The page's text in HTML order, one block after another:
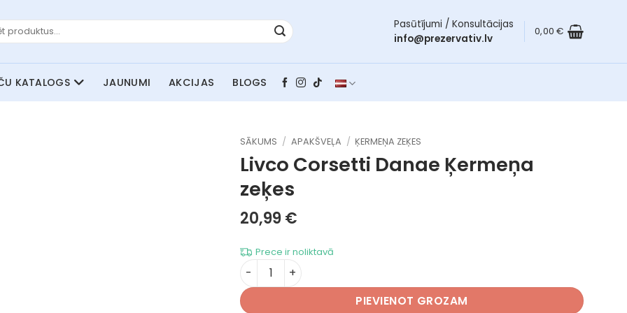
Pasūtījumi / Konsultācijas
info@prezervativ.lv
0,00€
JAUNUMI AKCIJAS BLOGS
SĀKUMS / APAKŠVEĻA / ĶERMEŅA ZEĶES
Livco Corsetti Danae Ķermeņa
zeķes
20,99€
Prece ir noliktavā
Livco Corsetti Danae daudzums
PIEVIENOT GROZAM